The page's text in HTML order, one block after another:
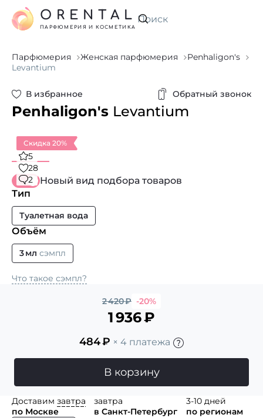
Искать
ORENTAL
ПАРФЮМЕРИЯ И КОСМЕТИКА
Парфюмерия Женская парфюмерия
Penhaligon's
Levantium
В избранное Обратный звонок
Penhaligon's Levantium
Скидка 20%
5
28
2
Новый вид подбора товаров
Тип
Туалетная вода
Объём
3 мл сэмпл
Что такое сэмпл?
2 420₽ -20%
1 936₽
484₽ × 4 платежа
В корзину
Доставим завтра
по Москве
завтра
в Санкт-Петербург
3-10 дней
по регионам